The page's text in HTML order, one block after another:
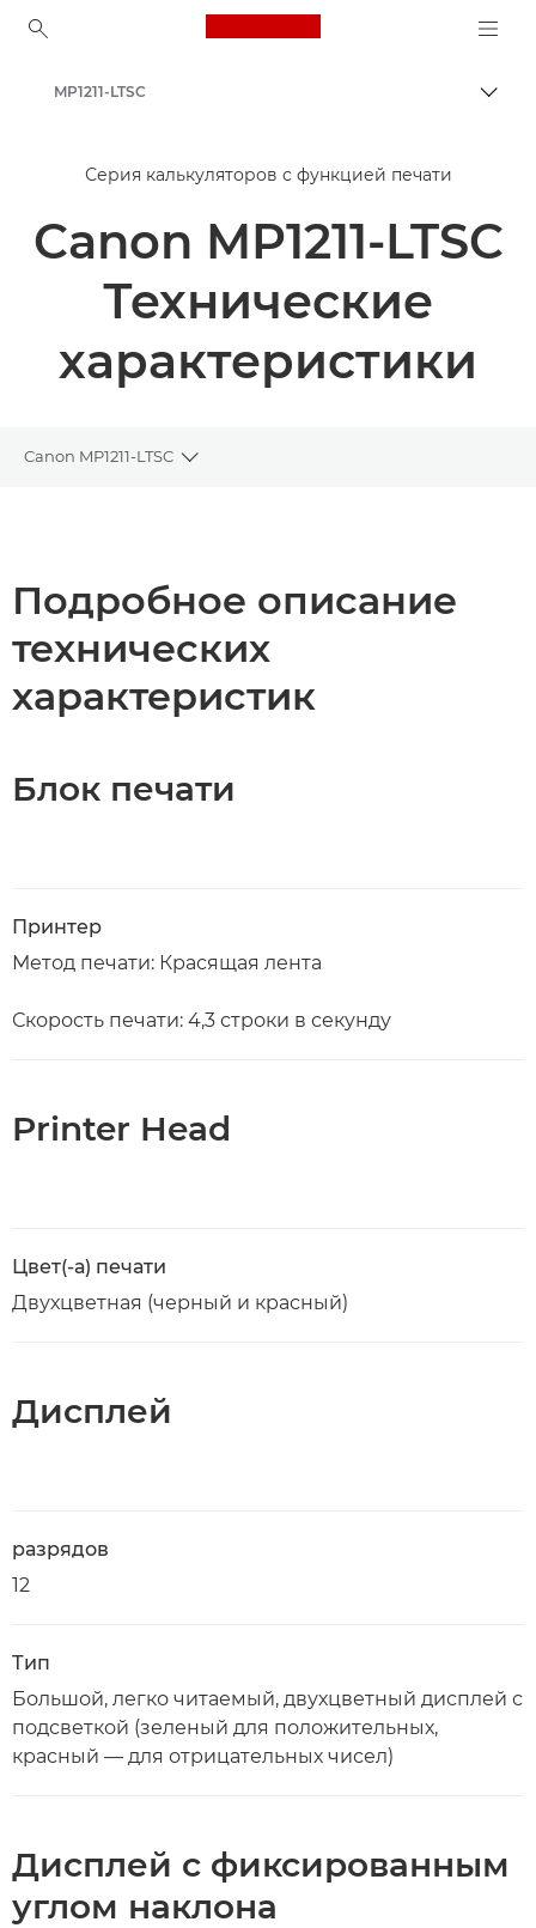
Canon Logo, back to
Калькуляторы
MP1211-LTSC
Серия калькуляторов с функцией печати
Canon MP1211-LTSC
Технические
характеристики
Canon MP1211-LTSC
Toggle breadcrumbs
Подробное описание
технических
характеристик
Блок печати
Принтер
Метод печати: Красящая лента
Скорость печати: 4,3 строки в секунду
Printer Head
Цвет(-а) печати
Двухцветная (черный и красный)
Дисплей
разрядов
12
Тип
Большой, легко читаемый, двухцветный дисплей с
подсветкой (зеленый для положительных,
красный — для отрицательных чисел)
Дисплей с фиксированным
углом наклона